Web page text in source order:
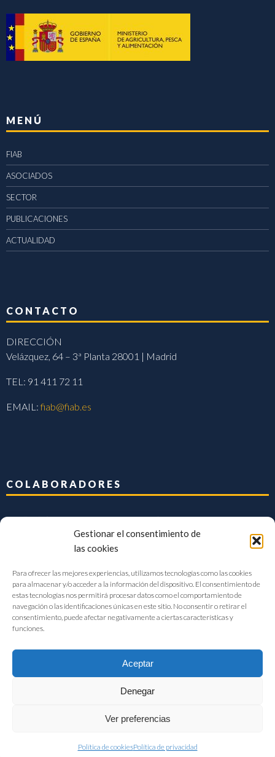
Gestionar el consentimiento de
las cookies
Para ofrecer las mejores experiencias, utilizamos tecnologías como las cookies
para almacenar y/o acceder a la información del dispositivo. El consentimiento de
estas tecnologías nos permitirá procesar datos como el comportamiento de
navegación o las identificaciones únicas en este sitio. No consentir o retirar el
consentimiento, puede afectar negativamente a ciertas características y
funciones.
Aceptar
Denegar
Ver preferencias
Política de cookiesPolítica de privacidad
MENÚ
FIAB
ASOCIADOS
SECTOR
PUBLICACIONES
ACTUALIDAD
CONTACTO
DIRECCIÓN
Velázquez, 64 – 3ª Planta 28001 | Madrid
TEL: 91 411 72 11
EMAIL:fiab@fiab.es
COLABORADORES
FIAB Federación Española de Industrias de la Alimentación y Bebidas